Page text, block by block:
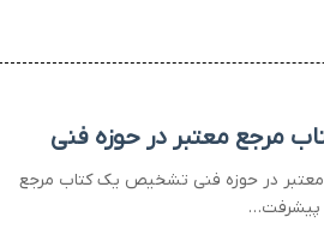
مرجع معتبر در حوزه فنی
در حوزه فنی تشخیص یک کتاب مرجع
پیشرفت…